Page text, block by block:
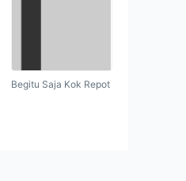
Begitu Saja Kok Repot